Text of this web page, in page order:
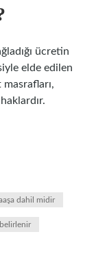
ücretin
elde edilen
dahil midir